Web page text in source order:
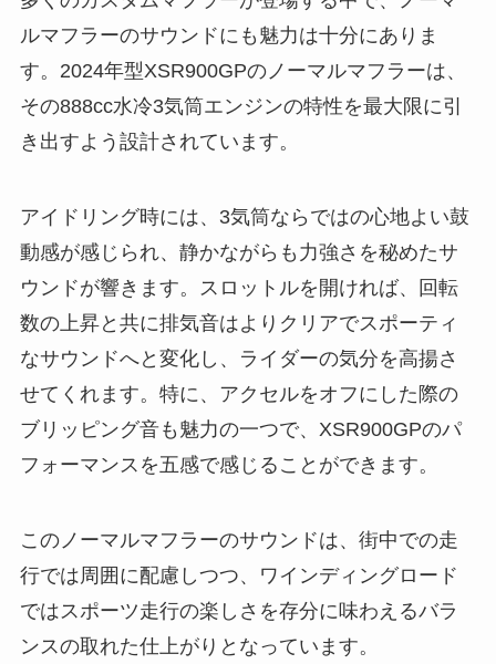
ルマフラーのサウンドにも魅力は十分にありま
す。2024年型XSR900GPのノーマルマフラーは、
その888cc水冷3気筒エンジンの特性を最大限に引
き出すよう設計されています。
アイドリング時には、3気筒ならではの心地よい鼓
動感が感じられ、静かながらも力強さを秘めたサ
ウンドが響きます。スロットルを開ければ、回転
数の上昇と共に排気音はよりクリアでスポーティ
なサウンドへと変化し、ライダーの気分を高揚さ
せてくれます。特に、アクセルをオフにした際の
ブリッピング音も魅力の一つで、XSR900GPのパ
フォーマンスを五感で感じることができます。
このノーマルマフラーのサウンドは、街中での走
行では周囲に配慮しつつ、ワインディングロード
ではスポーツ走行の楽しさを存分に味わえるバラ
ンスの取れた仕上がりとなっています。